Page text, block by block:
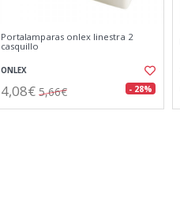
Portalamparas onlex linestra 2
casquillo
ONLEX
4,08€ 5,66€ - 28%